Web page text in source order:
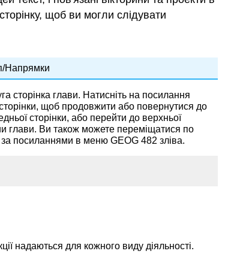
щоб ви могли слідувати
Напрямки
сторінка глави. Натисніть на посилання
щоб продовжити або повернутися до
сторінки, або перейти до верхньої
глави. Ви також можете переміщатися по
за посиланнями в меню GEOG 482 зліва.
надаються для кожного виду діяльності.